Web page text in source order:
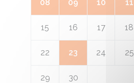
08 09 10 11
15 16 17 18
22 23 24 25
29 30